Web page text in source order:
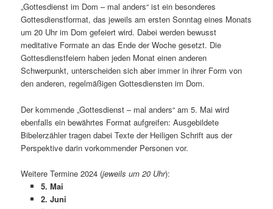
„Gottesdienst im Dom – mal anders“ ist ein besonderes
Gottesdienstformat, das jeweils am ersten Sonntag eines Monats
um 20 Uhr im Dom gefeiert wird. Dabei werden bewusst
meditative Formate an das Ende der Woche gesetzt. Die
Gottesdienstfeiern haben jeden Monat einen anderen
Schwerpunkt, unterscheiden sich aber immer in ihrer Form von
den anderen, regelmäßigen Gottesdiensten im Dom.
Der kommende „Gottesdienst – mal anders“ am 5. Mai wird
ebenfalls ein bewährtes Format aufgreifen: Ausgebildete
Bibelerzähler tragen dabei Texte der Heiligen Schrift aus der
Perspektive darin vorkommender Personen vor.
Weitere Termine 2024 (jeweils um 20 Uhr):
5. Mai
2. Juni